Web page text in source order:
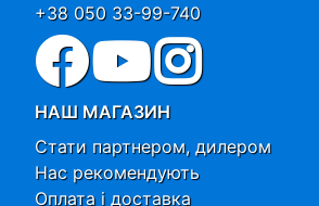
+38 050 33-99-740
НАШ МАГАЗИН
Стати партнером, дилером
Нас рекомендують
Оплата і доставка